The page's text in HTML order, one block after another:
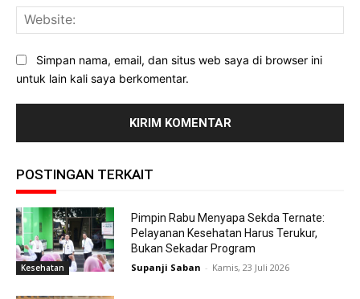
Simpan nama, email, dan situs web saya di browser ini
untuk lain kali saya berkomentar.
POSTINGAN TERKAIT
Kesehatan
Pimpin Rabu Menyapa Sekda Ternate:
Pelayanan Kesehatan Harus Terukur,
Bukan Sekadar Program
Supanji Saban - Kamis, 23 Juli 2026